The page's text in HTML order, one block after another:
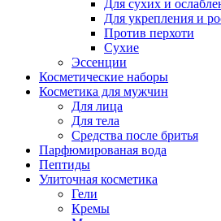
Для сухих и
Для укрепления и
Против перхоти
Сухие
Эссенции
Косметические наборы
Косметика для мужчин
Для лица
Для тела
Средства после бритья
Парфюмированая вода
Пептиды
Улиточная косметика
Гели
Кремы